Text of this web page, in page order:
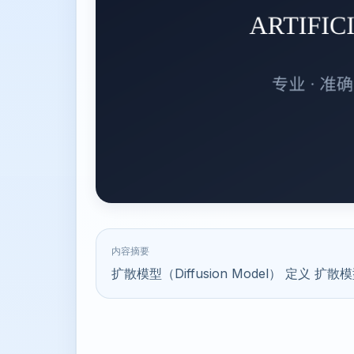
内容摘要
扩散模型（Diffusion Model） 定义 扩散